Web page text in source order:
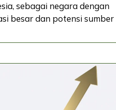
sebagai negara dengan
besar dan potensi sumber